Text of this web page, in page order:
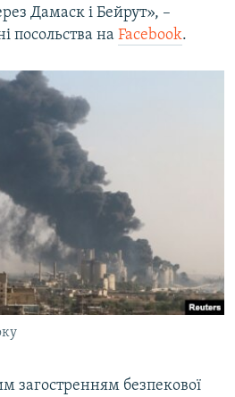
Дамаск і Бейрут», –
посольства на Facebook.
загостренням безпекової